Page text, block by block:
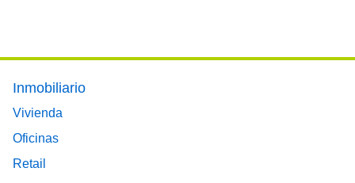
Footer main menu
Inmobiliario
Vivienda
Oficinas
Retail